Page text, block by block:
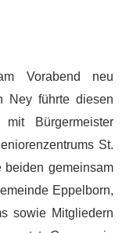
Vorabend neu
Ney führte diesen
Bürgermeister
St.
gemeinsam
Eppelborn,
sowie Mitgliedern